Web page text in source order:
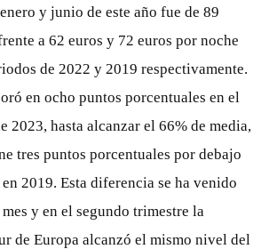
y junio de este año fue de 89
a 62 euros y 72 euros por noche
de 2022 y 2019 respectivamente.
en ocho puntos porcentuales en el
2023, hasta alcanzar el 66% de media,
tres puntos porcentuales por debajo
2019. Esta diferencia se ha venido
y en el segundo trimestre la
de Europa alcanzó el mismo nivel del